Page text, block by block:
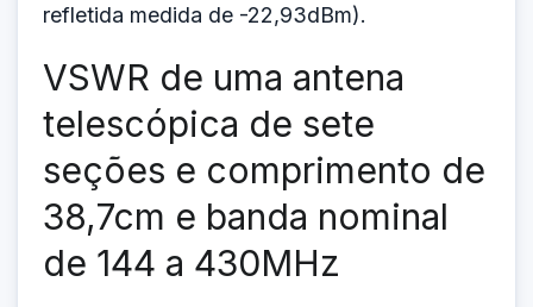
refletida medida de -22,93dBm).
VSWR de uma antena
telescópica de sete
seções e comprimento de
38,7cm e banda nominal
de 144 a 430MHz